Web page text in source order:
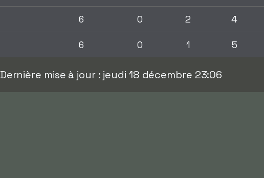
6 0 2 4
6 0 1 5
Dernière mise à jour : jeudi 18 décembre 23:06